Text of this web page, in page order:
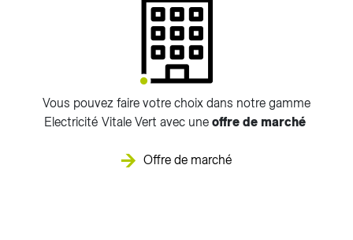
Vous pouvez faire votre choix dans notre gamme
Electricité Vitale Vert avec une offre de marché
Offre de marché